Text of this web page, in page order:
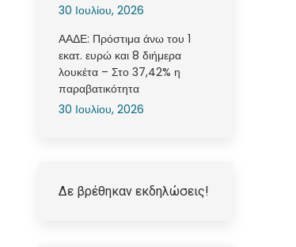
30 Ιουλίου, 2026
ΑΑΔΕ: Πρόστιμα άνω του 1
εκατ. ευρώ και 8 διήμερα
λουκέτα – Στο 37,42% η
παραβατικότητα
30 Ιουλίου, 2026
Δε βρέθηκαν εκδηλώσεις!